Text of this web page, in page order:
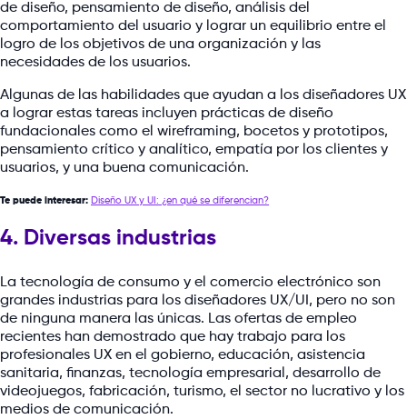
de diseño, pensamiento de diseño, análisis del
comportamiento del usuario y lograr un equilibrio entre el
logro de los objetivos de una organización y las
necesidades de los usuarios.
Algunas de las habilidades que ayudan a los diseñadores UX
a lograr estas tareas incluyen prácticas de diseño
fundacionales como el wireframing, bocetos y prototipos,
pensamiento crítico y analítico, empatía por los clientes y
usuarios, y una buena comunicación.
Te puede interesar: Diseño UX y UI: ¿en qué se diferencian?
4. Diversas industrias
La tecnología de consumo y el comercio electrónico son
grandes industrias para los diseñadores UX/UI, pero no son
de ninguna manera las únicas. Las ofertas de empleo
recientes han demostrado que hay trabajo para los
profesionales UX en el gobierno, educación, asistencia
sanitaria, finanzas, tecnología empresarial, desarrollo de
videojuegos, fabricación, turismo, el sector no lucrativo y los
medios de comunicación.